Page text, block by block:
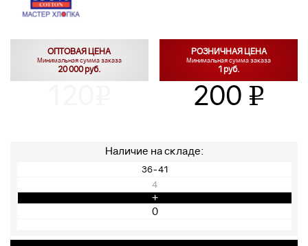
ОПТОВАЯ ЦЕНА
Минимальная сумма заказа
20 000 руб.
РОЗНИЧНАЯ ЦЕНА
Минимальная сумма заказа
1 руб.
200 v
Наличие на складе:
36-41
4
+